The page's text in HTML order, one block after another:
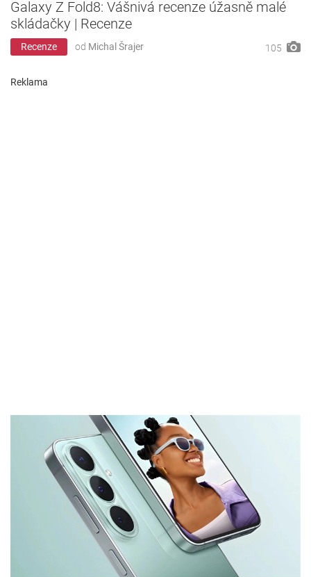
Galaxy Z Fold8: Vášnivá recenze úžasně malé
skládačky | Recenze
Recenze od Michal Šrajer 105
Reklama